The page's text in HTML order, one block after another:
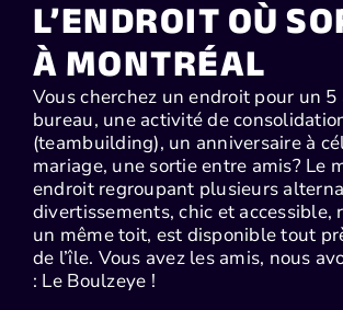
L’ENDROIT OÙ
À MONTRÉAL
Vous cherchez un endroit pour un 5
bureau, une activité de
(teambuilding), un anniversaire à
mariage, une sortie entre amis? Le
endroit regroupant plusieurs
divertissements, chic et accessible,
un même toit, est disponible tout
de l’île. Vous avez les amis, nous
: Le Boulzeye !